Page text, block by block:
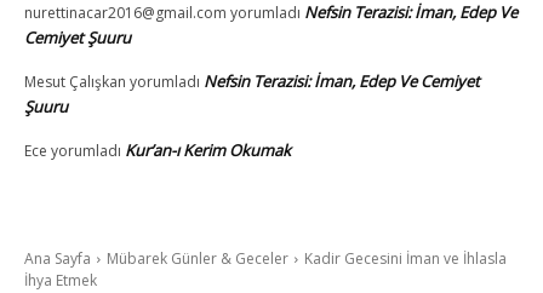
nurettinacar2016@gmail.com yorumladı Nefsin Terazisi: İman, Edep Ve
Cemiyet Şuuru
Mesut Çalışkan yorumladı Nefsin Terazisi: İman, Edep Ve Cemiyet
Şuuru
Ece yorumladı Kur’an-ı Kerim Okumak